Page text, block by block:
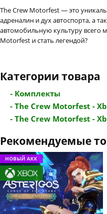
The Crew Motorfest — это
адреналин и дух автоспорта, а
автомобильную культуру всего
Motorfest и стать легендой?
Категории товара
- Комплекты
- The Crew Motorfest -
- The Crew Motorfest -
Рекомендуемые
НОВЫЙ АКК